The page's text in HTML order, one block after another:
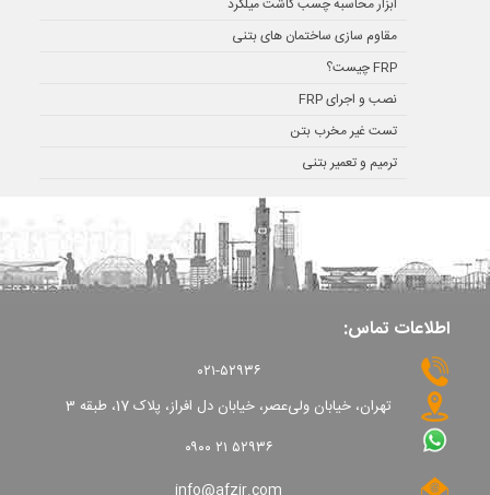
ابزار محاسبه چسب کاشت میلگرد
مقاوم سازی ساختمان های بتنی
FRP چیست؟
نصب و اجرای FRP
تست غیر مخرب بتن
ترمیم و تعمیر بتنی
اطلاعات تماس:
۰۲۱-۵۲۹۳۶
تهران، خیابان ولی‌عصر، خیابان دل افراز، پلاک 17، طبقه 3
۰۹۰۰ ۲۱ ۵۲۹۳۶